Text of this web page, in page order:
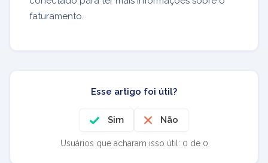
faturamento.
Esse artigo foi útil?
Sim Não
Usuários que acharam isso útil: 0 de 0